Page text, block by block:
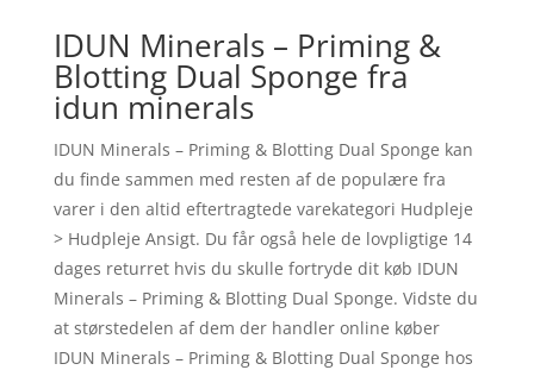
IDUN Minerals – Priming &
Blotting Dual Sponge fra
idun minerals
IDUN Minerals – Priming & Blotting Dual Sponge kan
du finde sammen med resten af de populære fra
varer i den altid eftertragtede varekategori Hudpleje
> Hudpleje Ansigt. Du får også hele de lovpligtige 14
dages returret hvis du skulle fortryde dit køb IDUN
Minerals – Priming & Blotting Dual Sponge. Vidste du
at størstedelen af dem der handler online køber
IDUN Minerals – Priming & Blotting Dual Sponge hos